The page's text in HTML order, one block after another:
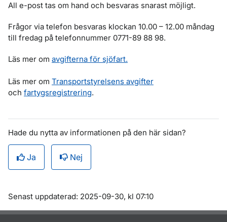
All e-post tas om hand och besvaras snarast möjligt.
Frågor via telefon besvaras klockan 10.00 – 12.00 måndag
till fredag på telefonnummer 0771-89 88 98.
Läs mer om avgifterna för sjöfart.
Läs mer om Transportstyrelsens avgifter
och fartygsregistrering.
Hade du nytta av informationen på den här sidan?
Ja Nej
Om sidan
Senast uppdaterad: 2025-09-30, kl 07:10